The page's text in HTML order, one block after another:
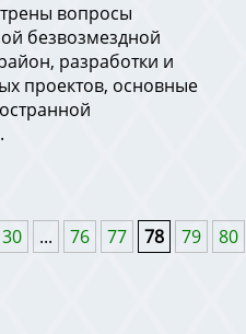
вопросы
безвозмездной
разработки и
проектов, основные
30 ... 76 77 78 79
80